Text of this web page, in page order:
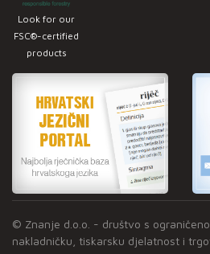
Look for our
FSC®-certified
products
© Znanje d.o.o. - društvo s
nakladničku, tiskarsku djelatnost i